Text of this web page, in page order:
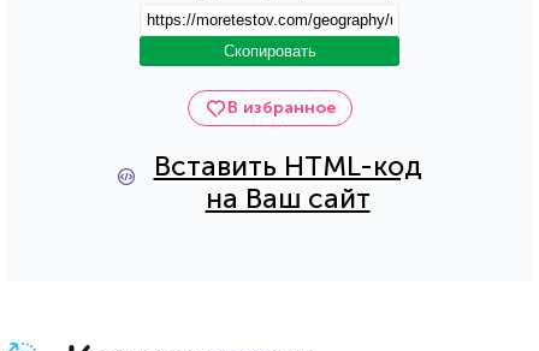
В избранное
Вставить HTML-код
на Ваш сайт
Скопировать